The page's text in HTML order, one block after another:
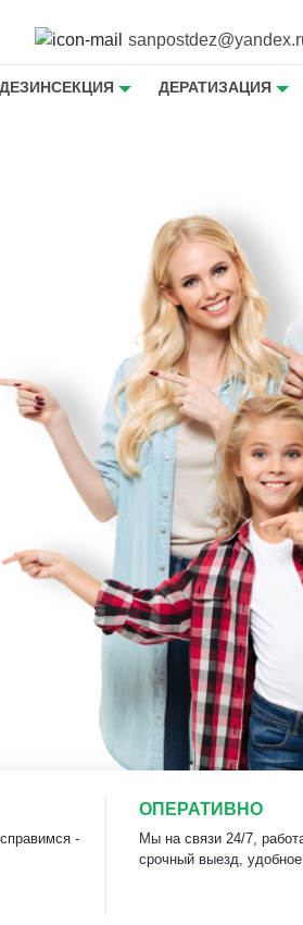
ДЕЗИНСЕКЦИЯ ДЕРАТИЗАЦИЯ
-
ОПЕРАТИВНО
Мы на связи 24/7,
срочный выезд,